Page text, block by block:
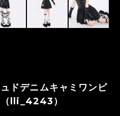
ドデニムキャミワンピ
（lli_4243）